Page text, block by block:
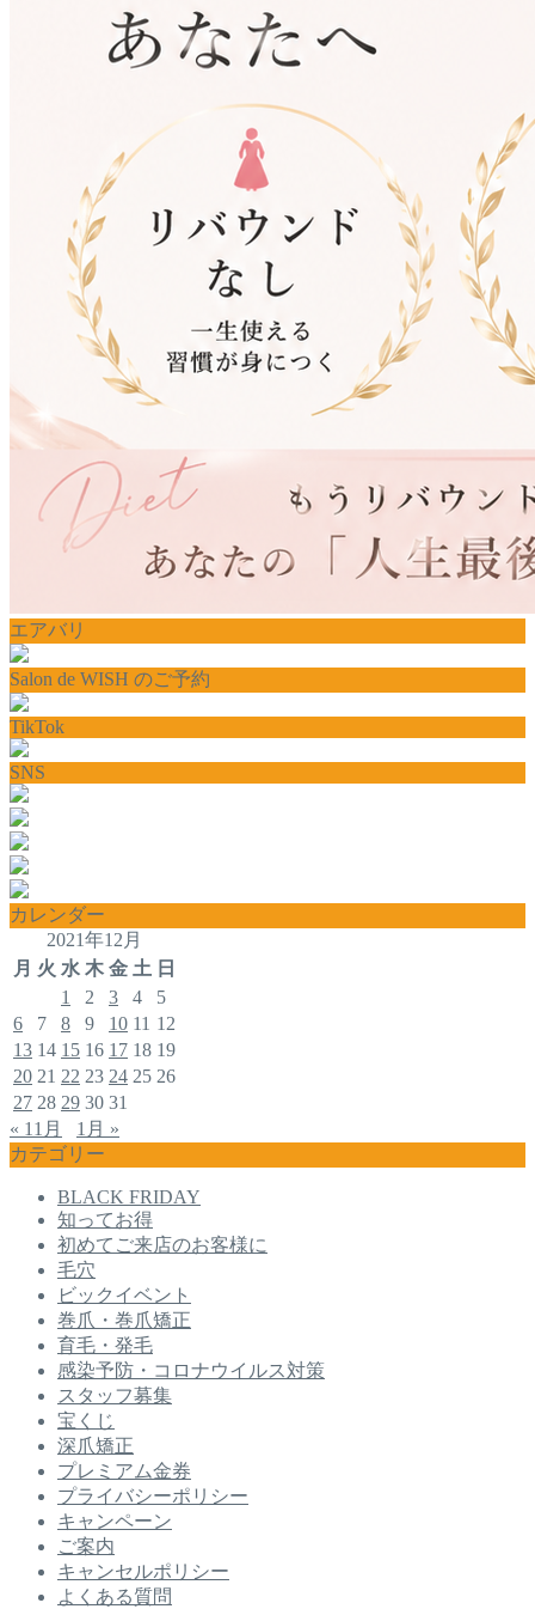
エアバリ
Salon de WISH のご予約
TikTok
SNS
カレンダー
2021年12月
月 火 水 木 金 土 日
1
2 3 4
5
6
7 8 9 10 11 12
13 14 15 16 17 18 19
20 21 22 23 24 25 26
27 28 29 30 31
« 11月
1月 »
カテゴリー
BLACK FRIDAY
知ってお得
初めてご来店のお客様に
毛穴
ビックイベント
巻爪・巻爪矯正
育毛・発毛
感染予防・コロナウイルス対策
スタッフ募集
宝くじ
深爪矯正
プレミアム金券
プライバシーポリシー
キャンペーン
ご案内
キャンセルポリシー
よくある質問